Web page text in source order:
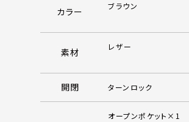
カラー ブラウン
素材 レザー
開閉 ターンロック
オープンポケット×1